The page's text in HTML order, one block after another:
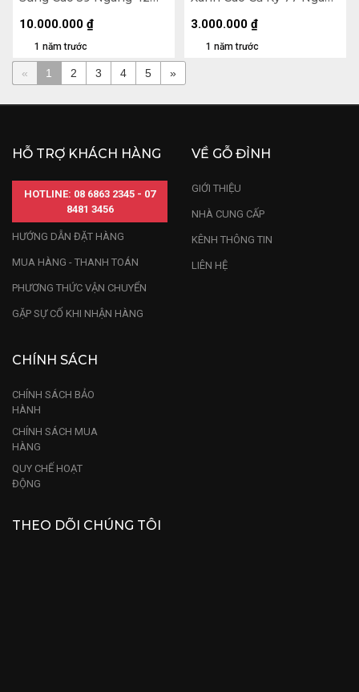
1 năm trước
10.000.000 ₫
(cm)
1 năm trước
3.000.000 ₫
« 1 2 3 4 5 »
HỖ TRỢ KHÁCH HÀNG
HOTLINE: 08 6863 2345 - 07
8481 3456
HƯỚNG DẪN ĐẶT HÀNG
MUA HÀNG - THANH TOÁN
PHƯƠNG THỨC VẬN CHUYỂN
GẶP SỰ CỐ KHI NHẬN HÀNG
VỀ GỖ ĐỈNH
GIỚI THIỆU
NHÀ CUNG CẤP
KÊNH THÔNG TIN
LIÊN HỆ
CHÍNH SÁCH
CHÍNH SÁCH BẢO
HÀNH
CHÍNH SÁCH MUA
HÀNG
QUY CHẾ HOẠT
ĐỘNG
THEO DÕI CHÚNG TÔI